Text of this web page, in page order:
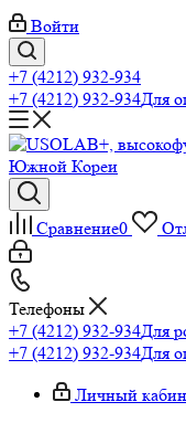
Войти
+7 (4212) 932-934
+7 (4212) 932-934Для
Сравнение0
Телефоны
+7 (4212) 932-934Для
+7 (4212) 932-934Для
Личный